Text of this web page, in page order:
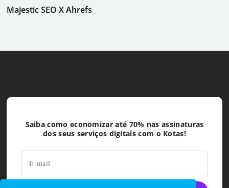
Majestic SEO X Ahrefs
Saiba como economizar até 70% nas assinaturas
dos seus serviços digitais com o Kotas!